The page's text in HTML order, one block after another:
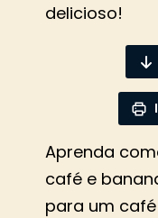
delicioso!
Aprenda
café e
para um